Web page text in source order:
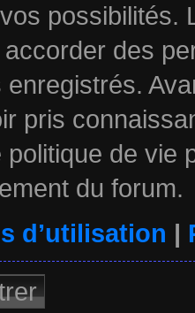
possibilités.
des
enregistrés.
pris
politique de vie
du forum.
d’utilisation |